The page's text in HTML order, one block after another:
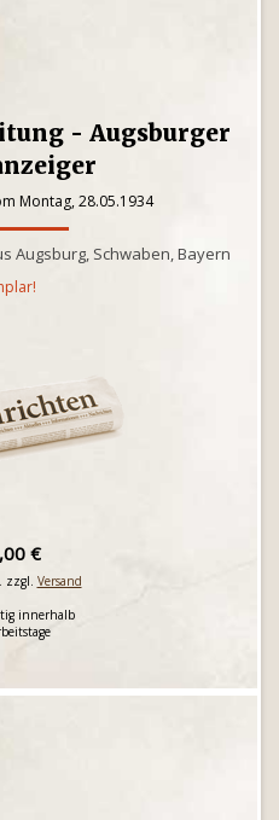
- Augsburger
Montag, 28.05.1934
Augsburg, Schwaben, Bayern
€
zzgl. Versand
innerhalb